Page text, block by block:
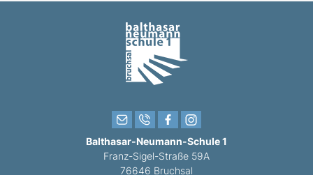
Balthasar-Neumann-Schule 1
Franz-Sigel-Straße 59A
76646 Bruchsal